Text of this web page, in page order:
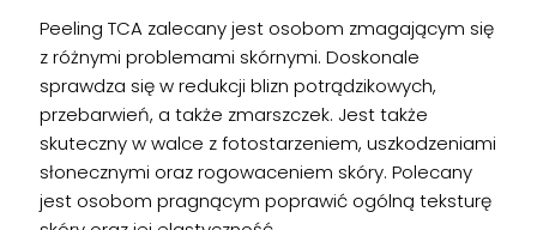
Peeling TCA zalecany jest osobom zmagającym się
z różnymi problemami skórnymi. Doskonale
sprawdza się w redukcji blizn potrądzikowych,
przebarwień, a także zmarszczek. Jest także
skuteczny w walce z fotostarzeniem, uszkodzeniami
słonecznymi oraz rogowaceniem skóry. Polecany
jest osobom pragnącym poprawić ogólną teksturę